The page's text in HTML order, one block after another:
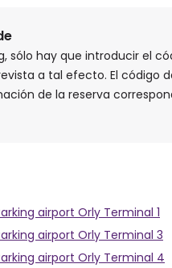
sólo hay que introducir el
a tal efecto. El código
de la reserva
airport Orly Terminal 1
airport Orly Terminal 3
airport Orly Terminal 4